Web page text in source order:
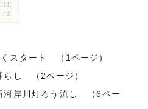
スタート （1ページ）
らし （2ページ）
河岸川灯ろう流し （6ペー